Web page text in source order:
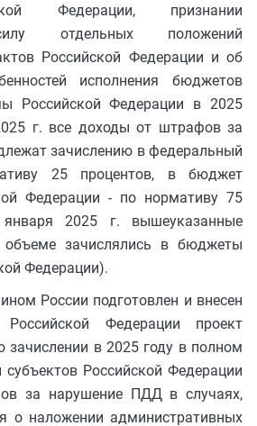
Федерации, признании
отдельных положений
Российской Федерации и об
исполнения бюджетов
Российской Федерации в 2025
г. все доходы от штрафов за
зачислению в федеральный
25 процентов, в бюджет
Федерации - по нормативу 75
2025 г. вышеуказанные
зачислялись в бюджеты
Федерации).
России подготовлен и внесен
Федерации проект
в 2025 году в полном
Российской Федерации
за нарушение ПДД в случаях,
о наложении административных